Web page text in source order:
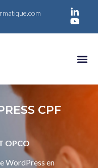
CPF
OPCO
WordPress en